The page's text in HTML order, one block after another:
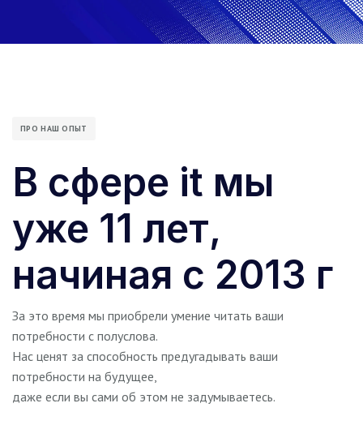
ПРО НАШ ОПЫТ
В сфере it мы
уже 11 лет,
начиная с 2013 г
За это время мы приобрели умение читать ваши
потребности с полуслова.
Нас ценят за способность предугадывать ваши
потребности на будущее,
даже если вы сами об этом не задумываетесь.